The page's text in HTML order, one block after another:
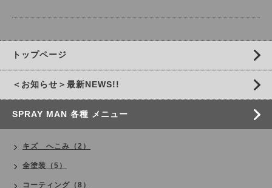
トップページ
＜お知らせ＞最新NEWS!!
SPRAY MAN 各種 メニュー
キズ へこみ（2）
全塗装（5）
コーティング（8）